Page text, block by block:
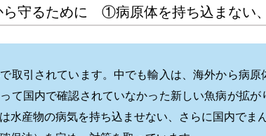
ら守るために ①病原体を持ち込まない
取引されています。中でも輸入は、海外から病
て国内で確認されていなかった新しい魚病が拡
水産物の病気を持ち込ませない、さらに国内でま